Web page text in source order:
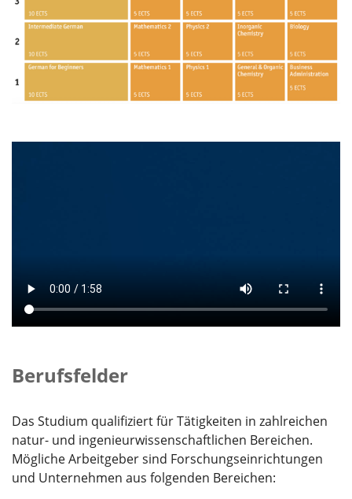
Berufsfelder
Das Studium qualifiziert für Tätigkeiten in zahlreichen
natur- und ingenieurwissenschaftlichen Bereichen.
Mögliche Arbeitgeber sind Forschungseinrichtungen
und Unternehmen aus folgenden Bereichen: